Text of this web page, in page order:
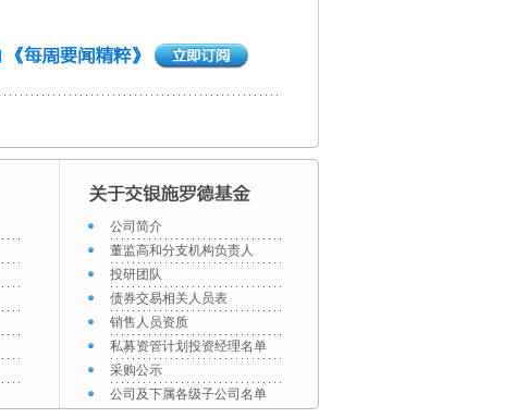
公司简介
董监高和分支机构负责人
投研团队
债券交易相关人员表
销售人员资质
私募资管计划投资经理名单
采购公示
公司及下属各级子公司名单